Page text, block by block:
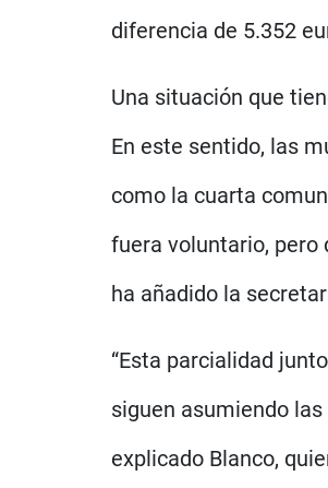
diferencia de 5.352
Una situación que
En este sentido, las
como la cuarta
fuera voluntario, pero
ha añadido la
“Esta parcialidad
siguen asumiendo
explicado Blanco,